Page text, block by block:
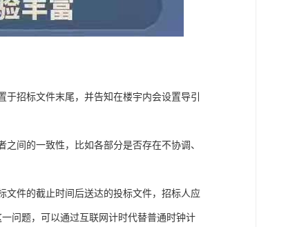
招标文件末尾，并告知在楼宇内会设置导引
间的一致性，比如各部分是否存在不协调、
文件的截止时间后送达的投标文件，招标人应
问题，可以通过互联网计时代替普通时钟计